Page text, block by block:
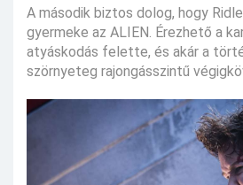
A második biztos dolog, hogy
gyermeke az ALIEN. Érezhető a
atyáskodás felette, és akár a
szörnyeteg rajongásszintű